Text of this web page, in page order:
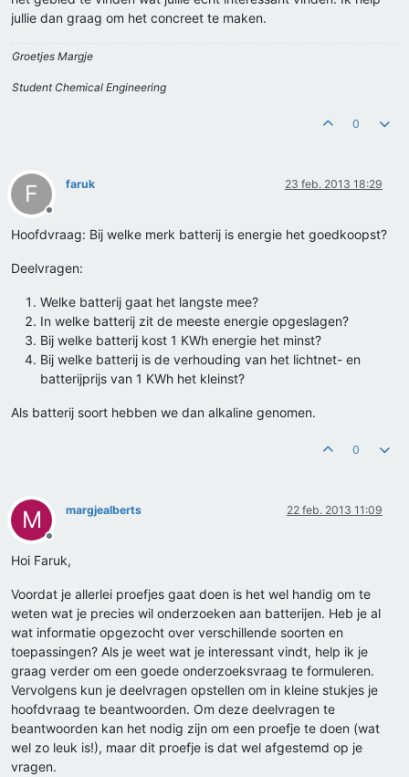
jullie dan graag om het concreet te maken.
Groetjes Margje
Student Chemical Engineering
0
F
Offline
faruk 23 feb. 2013 18:29
Hoofdvraag: Bij welke merk batterij is energie het goedkoopst?
Deelvragen:
Welke batterij gaat het langste mee?
In welke batterij zit de meeste energie opgeslagen?
Bij welke batterij kost 1 KWh energie het minst?
Bij welke batterij is de verhouding van het lichtnet- en
batterijprijs van 1 KWh het kleinst?
Als batterij soort hebben we dan alkaline genomen.
0
M
Offline
margjealberts 22 feb. 2013 11:09
Hoi Faruk,
Voordat je allerlei proefjes gaat doen is het wel handig om te
weten wat je precies wil onderzoeken aan batterijen. Heb je al
wat informatie opgezocht over verschillende soorten en
toepassingen? Als je weet wat je interessant vindt, help ik je
graag verder om een goede onderzoeksvraag te formuleren.
Vervolgens kun je deelvragen opstellen om in kleine stukjes je
hoofdvraag te beantwoorden. Om deze deelvragen te
beantwoorden kan het nodig zijn om een proefje te doen (wat
wel zo leuk is!), maar dit proefje is dat wel afgestemd op je
vragen.